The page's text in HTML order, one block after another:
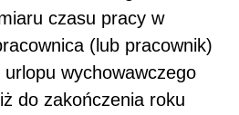
czasu pracy w
(lub pracownik)
urlopu wychowawczego
do zakończenia roku